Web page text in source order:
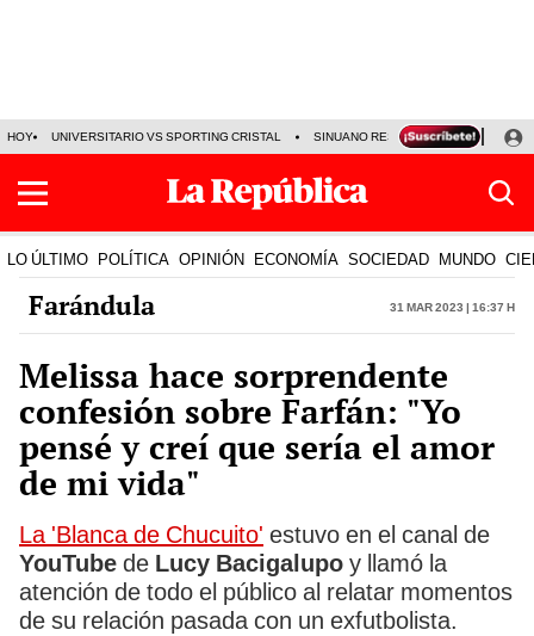
HOY UNIVERSITARIO VS SPORTING CRISTAL SINUANO RESULTADOS HOY
LO ÚLTIMO POLÍTICA OPINIÓN ECONOMÍA SOCIEDAD MUNDO
Farándula 31 Mar 2023 | 16:37 h
Melissa hace sorprendente
confesión sobre Farfán: "Yo
pensé y creí que sería el amor
de mi vida"
La 'Blanca de Chucuito' estuvo en el canal de
YouTube de Lucy Bacigalupo y llamó la
atención de todo el público al relatar momentos
de su relación pasada con un exfutbolista.